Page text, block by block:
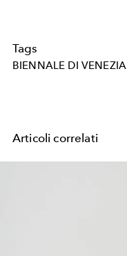
Tags
BIENNALE DI VENEZIA
Articoli correlati